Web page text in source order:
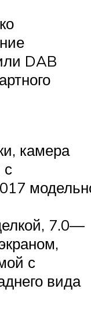
DAB
камера
с
7.0—
с
вида